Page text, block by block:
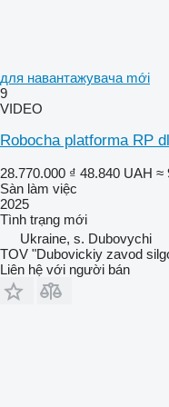
для навантажувача mới
9
VIDEO
Robocha platforma RP
28.770.000 ₫ 48.840 UAH ≈
Sàn làm việc
2025
Tình trạng mới
Ukraine, s. Dubovychi
TOV "Dubovickiy zavod
Liên hệ với người bán